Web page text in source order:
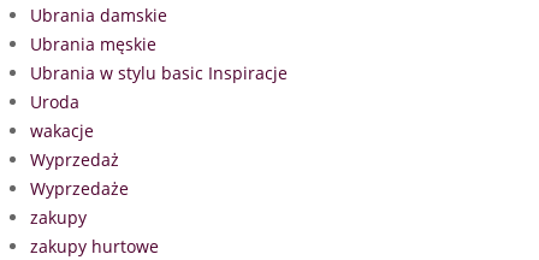
Ubrania damskie
Ubrania męskie
Ubrania w stylu basic Inspiracje
Uroda
wakacje
Wyprzedaż
Wyprzedaże
zakupy
zakupy hurtowe